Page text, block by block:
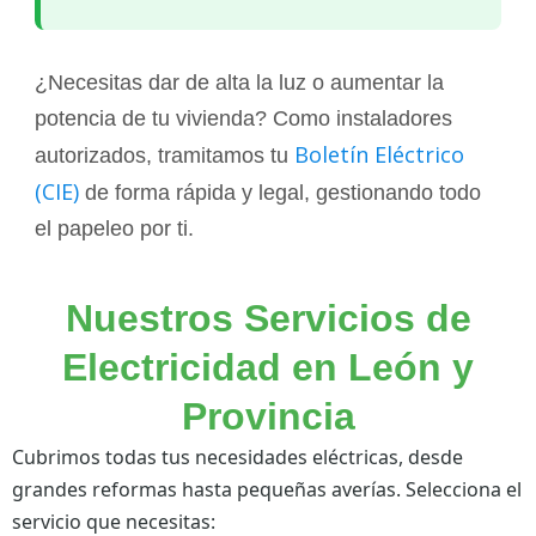
¿Necesitas dar de alta la luz o aumentar la
potencia de tu vivienda? Como instaladores
autorizados, tramitamos tu Boletín Eléctrico
(CIE) de forma rápida y legal, gestionando todo
el papeleo por ti.
Nuestros Servicios de
Electricidad en León y
Provincia
Cubrimos todas tus necesidades eléctricas, desde
grandes reformas hasta pequeñas averías. Selecciona el
servicio que necesitas: